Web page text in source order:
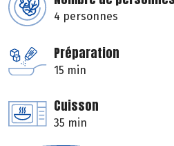
4 personnes
Préparation
15 min
Cuisson
35 min